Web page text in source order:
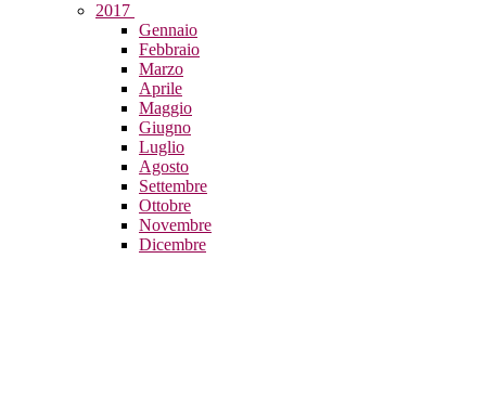
2017
Gennaio
Febbraio
Marzo
Aprile
Maggio
Giugno
Luglio
Agosto
Settembre
Ottobre
Novembre
Dicembre